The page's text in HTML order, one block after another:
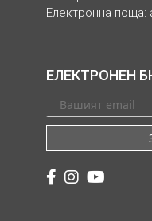
Електронна поща:
ЕЛЕКТРОНЕН